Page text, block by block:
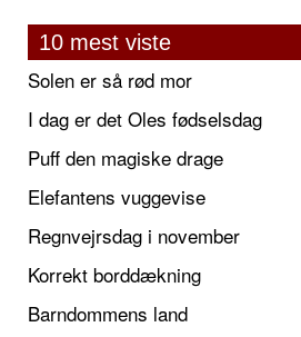
10 mest viste
Solen er så rød mor
I dag er det Oles fødselsdag
Puff den magiske drage
Elefantens vuggevise
Regnvejrsdag i november
Korrekt borddækning
Barndommens land